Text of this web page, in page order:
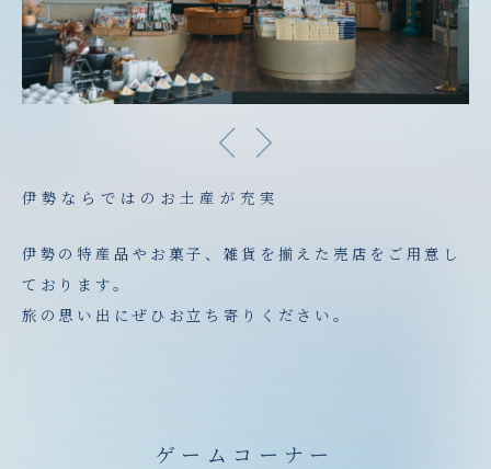
伊勢ならではのお土産が充実
伊勢の特産品やお菓子、雑貨を揃えた売店をご用意し
ております。
旅の思い出にぜひお立ち寄りください。
ゲームコーナー